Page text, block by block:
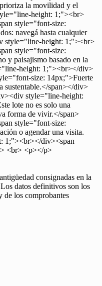
la movilidad y el
height: 1;"><br>
style="font-size:
navegá hasta cualquier
style="line-height: 1;"><br>
style="font-size:
y paisajismo basado en la
height: 1;"><br></div>
size: 14px;">Fuerte
sustentable.</span></div>
style="line-height:
lote no es solo una
forma de vivir.</span>
style="font-size:
o agendar una visita.
1;"><br></div><span
<br> <p></p>
consignadas en la
datos definitivos son los
de los comprobantes